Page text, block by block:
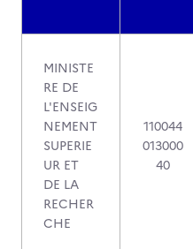
MINISTE
RE DE
L'ENSEIG
NEMENT
SUPERIE
UR ET
DE LA
RECHER
CHE
110044
013000
40